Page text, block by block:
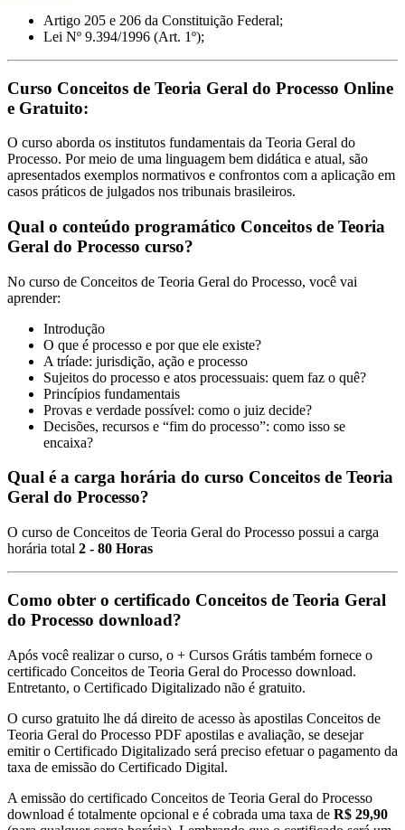
Artigo 205 e 206 da Constituição Federal;
Lei Nº 9.394/1996 (Art. 1º);
Curso Conceitos de Teoria Geral do Processo Online
e Gratuito:
O curso aborda os institutos fundamentais da Teoria Geral do
Processo. Por meio de uma linguagem bem didática e atual, são
apresentados exemplos normativos e confrontos com a aplicação em
casos práticos de julgados nos tribunais brasileiros.
Qual o conteúdo programático Conceitos de Teoria
Geral do Processo curso?
No curso de Conceitos de Teoria Geral do Processo, você vai
aprender:
Introdução
O que é processo e por que ele existe?
A tríade: jurisdição, ação e processo
Sujeitos do processo e atos processuais: quem faz o quê?
Princípios fundamentais
Provas e verdade possível: como o juiz decide?
Decisões, recursos e “fim do processo”: como isso se
encaixa?
Qual é a carga horária do curso Conceitos de Teoria
Geral do Processo?
O curso de Conceitos de Teoria Geral do Processo possui a carga
horária total 2 - 80 Horas
Como obter o certificado Conceitos de Teoria Geral
do Processo download?
Após você realizar o curso, o + Cursos Grátis também fornece o
certificado Conceitos de Teoria Geral do Processo download.
Entretanto, o Certificado Digitalizado não é gratuito.
O curso gratuito lhe dá direito de acesso às apostilas Conceitos de
Teoria Geral do Processo PDF apostilas e avaliação, se desejar
emitir o Certificado Digitalizado será preciso efetuar o pagamento da
taxa de emissão do Certificado Digital.
A emissão do certificado Conceitos de Teoria Geral do Processo
download é totalmente opcional e é cobrada uma taxa de R$ 29,90